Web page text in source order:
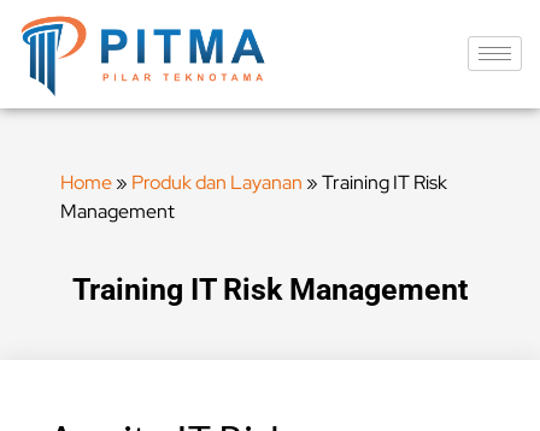
Home» Produk dan Layanan »Training IT Risk
Management
Training IT Risk Management